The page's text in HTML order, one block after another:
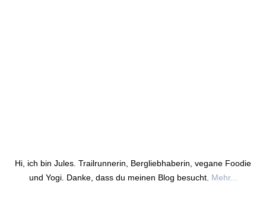
Hi, ich bin Jules. Trailrunnerin, Bergliebhaberin, vegane Foodie
und Yogi. Danke, dass du meinen Blog besucht. Mehr...